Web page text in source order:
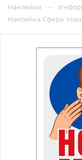
Наклейки —
Наклейка Сфера